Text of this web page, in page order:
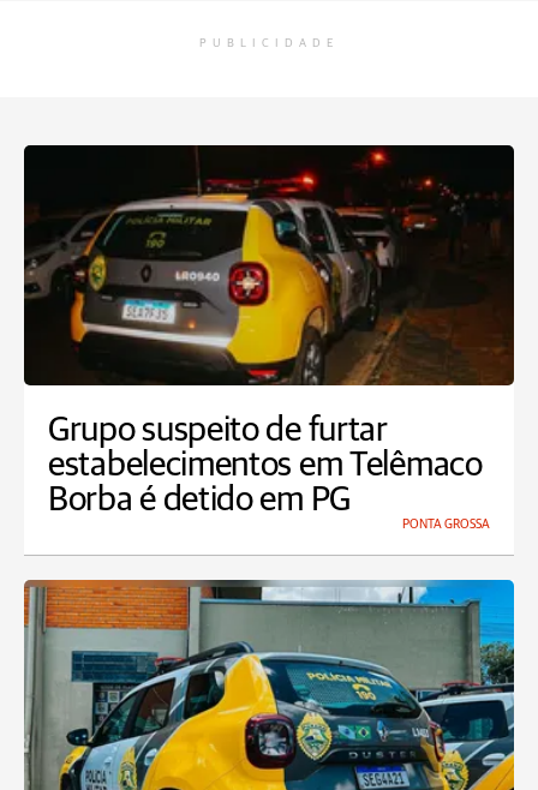
PUBLICIDADE
Grupo suspeito de furtar
estabelecimentos em Telêmaco
Borba é detido em PG
PONTA GROSSA